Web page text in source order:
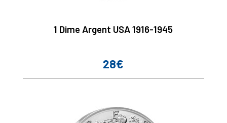
1 Dime Argent USA 1916-1945
Prix
28€